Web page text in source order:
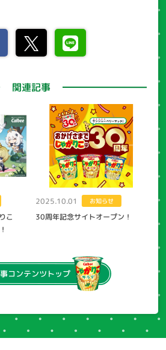
関連記事
こ
2025.10.01 お知らせ
30周年記念サイトオープン！
コンテンツトップ